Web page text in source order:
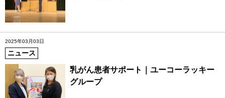
2025年03月03日
ニュース
乳がん患者サポート｜ユーコーラッキー
グループ